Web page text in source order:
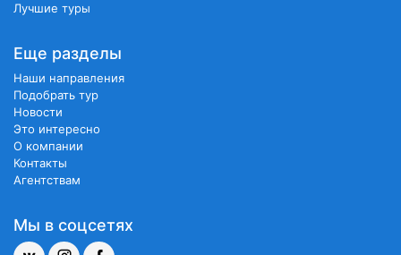
Лучшие туры
Еще разделы
Наши направления
Подобрать тур
Новости
Это интересно
О компании
Контакты
Агентствам
Мы в соцсетях